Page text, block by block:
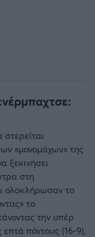
«μονομάχων» της
ξεκινήσει
στη
ολοκλήρωσαν το
το
την υπέρ
πόντους (16-9),